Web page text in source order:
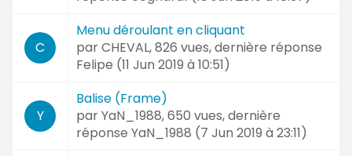
C
Menu déroulant en cliquant
parCHEVAL, 826 vues, dernière réponse
Felipe (11 Jun 2019 à 10:51)
Y
Balise (Frame)
parYaN_1988, 650 vues, dernière
réponse YaN_1988 (7 Jun 2019 à 23:11)